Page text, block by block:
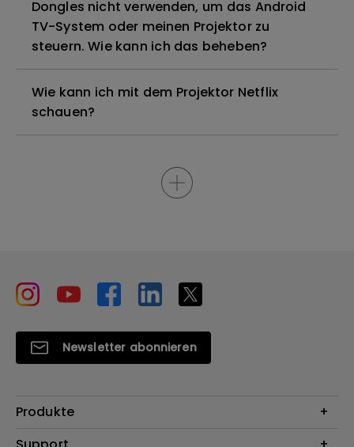
Dongles nicht verwenden, um das Android
TV-System oder meinen Projektor zu
steuern. Wie kann ich das beheben?
Wie kann ich mit dem Projektor Netflix
schauen?
Newsletter abonnieren
Produkte
Beamer